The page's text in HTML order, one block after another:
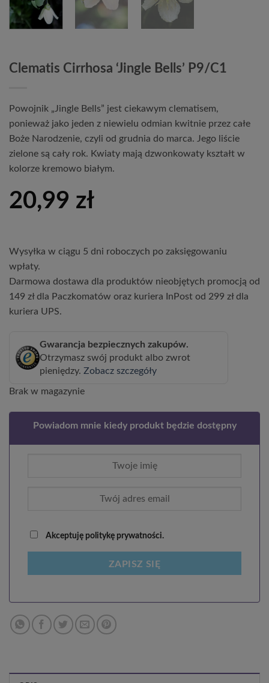
Clematis Cirrhosa ‘Jingle Bells’ P9/C1
Powojnik „Jingle Bells” jest ciekawym clematisem,
ponieważ jako jeden z niewielu odmian kwitnie przez całe
Boże Narodzenie, czyli od grudnia do marca. Jego liście
zielone są cały rok. Kwiaty mają dzwonkowaty kształt w
kolorze kremowo białym.
20,99 zł
Wysyłka w ciągu 5 dni roboczych po zaksięgowaniu
wpłaty.
Darmowa dostawa dla produktów nieobjętych promocją od
149 zł dla Paczkomatów oraz kuriera InPost od 299 zł dla
kuriera UPS.
Gwarancja bezpiecznych zakupów.
Otrzymasz swój produkt albo zwrot
pieniędzy. Zobacz szczegóły
Brak w magazynie
Powiadom mnie kiedy produkt będzie dostępny
Akceptuję politykę prywatności.
ZAPISZ SIĘ